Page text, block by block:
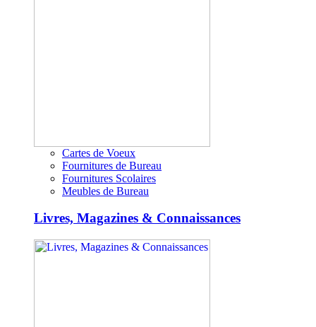
Cartes de Voeux
Fournitures de Bureau
Fournitures Scolaires
Meubles de Bureau
Livres, Magazines & Connaissances